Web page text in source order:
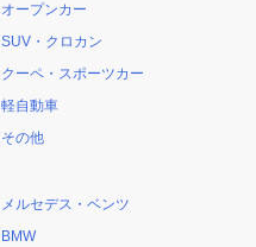
オープンカー
SUV・クロカン
クーペ・スポーツカー
軽自動車
その他
メルセデス・ベンツ
BMW